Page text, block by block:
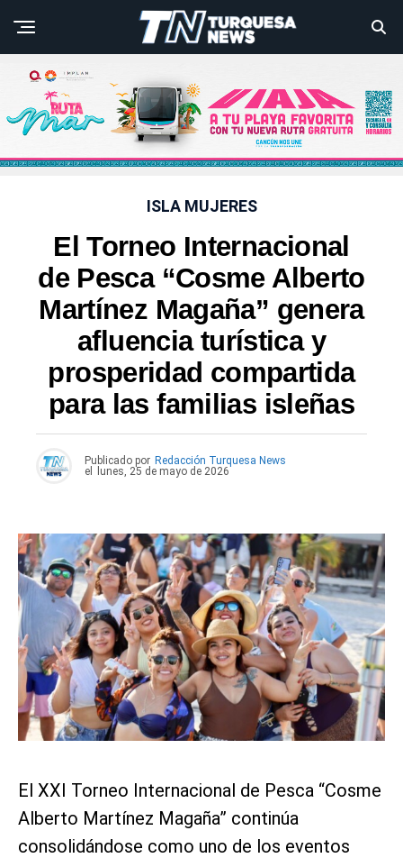
ISLA MUJERES
El Torneo Internacional
de Pesca “Cosme Alberto
Martínez Magaña” genera
afluencia turística y
prosperidad compartida
para las familias isleñas
Publicado por Redacción Turquesa News
el
lunes, 25 de mayo de 2026
El XXI Torneo Internacional de Pesca “Cosme
Alberto Martínez Magaña” continúa
consolidándose como uno de los eventos